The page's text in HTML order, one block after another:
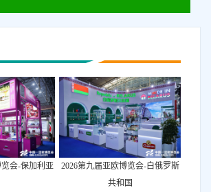
会-保加利亚
2026第九届亚欧博览会-白俄罗斯
共和国